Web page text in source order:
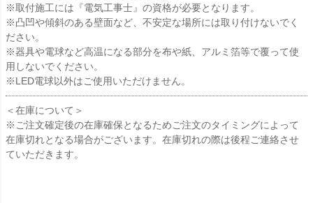
※取付施工には『電気工事士』の資格が必要となります。
※凸凹や傾斜のある壁面など、不安定な場所には取り付けないでく
ださい。
※器具や電球など高温になる部分を布や紙、アルミ箔等で覆って使
用しないでください。
※LED電球以外はご使用いただけません。
＜在庫について＞
※ご注文確定後の在庫確保となるためご注文のタイミングによって
在庫切れとなる場合がございます。在庫切れの際は後程ご連絡させ
ていただきます。